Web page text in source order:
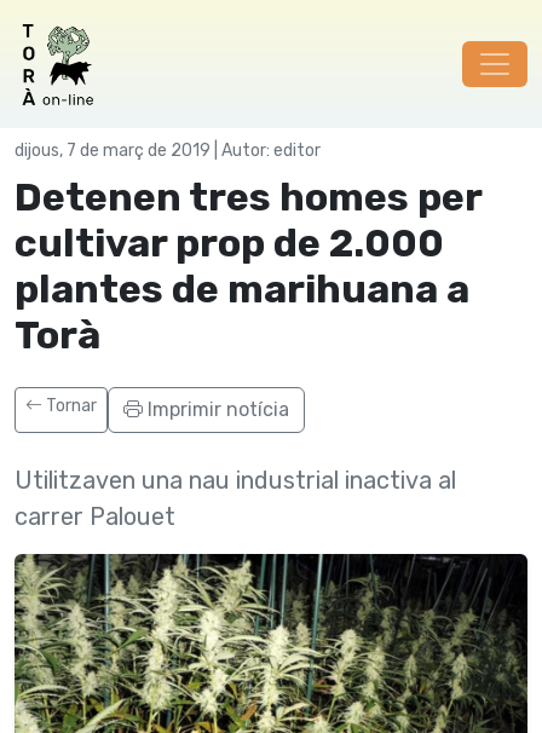
dijous, 7 de març de 2019 | Autor: editor
Detenen tres homes per
cultivar prop de 2.000
plantes de marihuana a
Torà
Tornar Imprimir notícia
Utilitzaven una nau industrial inactiva al
carrer Palouet